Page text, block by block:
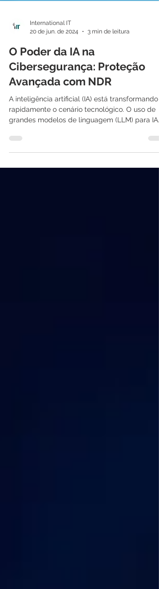
20 de jun. de 2024
3 min de leitura
O Poder da IA na
Cibersegurança: Proteção
Avançada com NDR
A inteligência artificial (IA) está transformando
grandes modelos de linguagem (LLM) para IA...